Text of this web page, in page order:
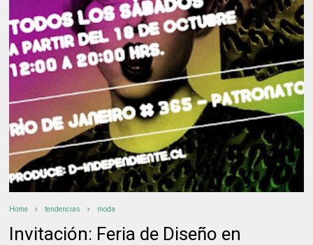
Home tendencias moda
Invitación: Feria de Diseño en